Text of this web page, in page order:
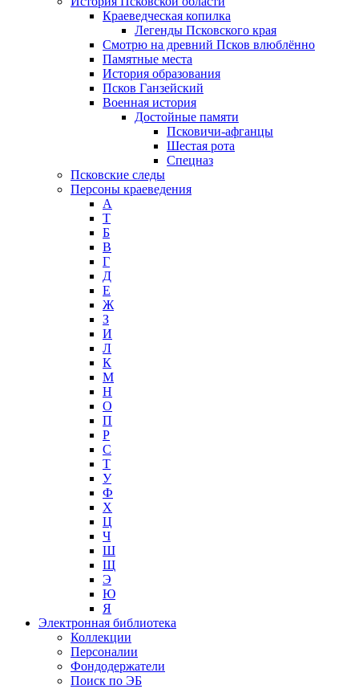
Краеведческая копилка
Легенды Псковского края
Смотрю на древний Псков влюблённо
Памятные места
История образования
Псков Ганзейский
Военная история
Достойные памяти
Псковичи-афганцы
Шестая рота
Спецназ
Псковские следы
Персоны краеведения
А
T
Б
В
Г
Д
Е
Ж
З
И
Л
К
М
Н
О
П
Р
С
Т
У
Ф
Х
Ц
Ч
Ш
Щ
Э
Ю
Я
Электронная библиотека
Коллекции
Персоналии
Фондодержатели
Поиск по ЭБ